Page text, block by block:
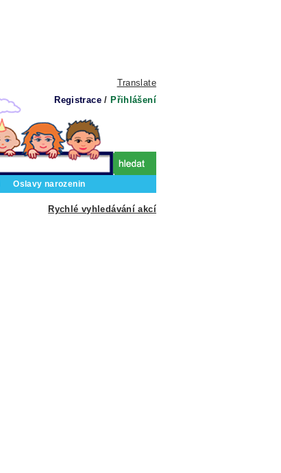
Translate
Registrace / Přihlášení
Oslavy narozenin
Rychlé vyhledávání akcí